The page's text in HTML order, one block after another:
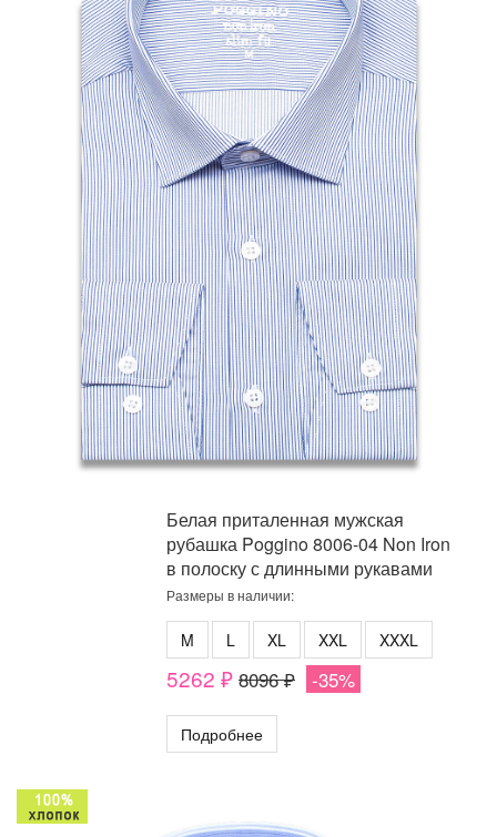
Белая приталенная мужская
рубашка Poggino 8006-04 Non Iron
в полоску с длинными рукавами
Размеры в наличии:
M L XL XXL XXXL
5262 ₽ 8096 ₽ -35%
Подробнее